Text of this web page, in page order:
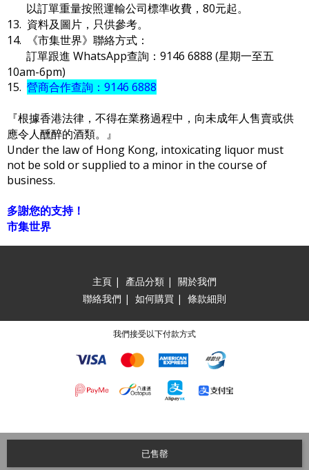
已售罄
以訂單重量按照運輸公司標準收費，80元起。
13. 資料及圖片，只供參考。
14. 《市集世界》聯絡方式：
訂單跟進 WhatsApp查詢：9146 6888 (星期一至五
10am-6pm)
15. 營商合作查詢：9146 6888
『根據香港法律，不得在業務過程中，向未成年人售賣或供
應令人醺醉的酒類。』
Under the law of Hong Kong, intoxicating liquor must
not be sold or supplied to a minor in the course of
business.
多謝您的支持！
市集世界
主頁 | 產品分類 | 關於我們
聯絡我們 | 如何購買 | 條款細則
我們接受以下付款方式